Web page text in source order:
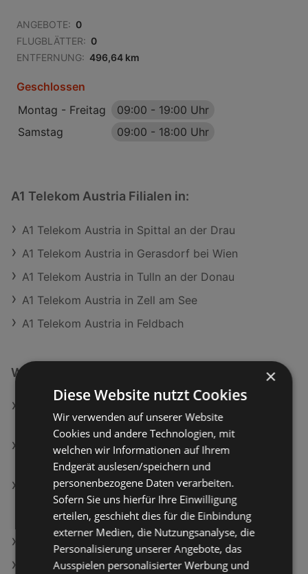
ANGEBOTE: 0
FLUGBLÄTTER: 0
ENTFERNUNG: 496,64 km
Geschlossen
Montag - Freitag
09:00 - 19:00 Uhr
Samstag
09:00 - 18:00 Uhr
A1 Telekom Austria Filialen in:
A1 Telekom Austria in Spittal an der Drau
A1 Telekom Austria in Gerasdorf bei Wien
A1 Telekom Austria in Tulln an der Donau
A1 Telekom Austria in Zell am See
A1 Telekom Austria in Feldbach
Weiterführende Links
Festplatte USB 3.0
Motorola Moto G86 5G 256 GB, Spellbound, Dual
Samsung 75" Crystal UHD U8070H, Crystal
Prozessor 4K, Metal Stream Design, Vision AI TV
(2026); LED TV
MediaMarkt Angebote
simpli.at Angebote
×
Diese Website nutzt Cookies
Wir verwenden auf unserer Website
Cookies und andere Technologien, mit
welchen wir Informationen auf Ihrem
Endgerät auslesen/speichern und
personenbezogene Daten verarbeiten.
Sofern Sie uns hierfür Ihre Einwilligung
erteilen, geschieht dies für die Einbindung
externer Medien, die Nutzungsanalyse, die
Personalisierung unserer Angebote, das
Ausspielen personalisierter Werbung und